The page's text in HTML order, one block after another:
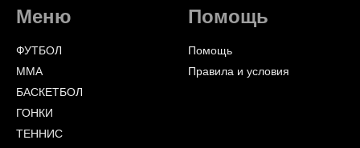
Меню
ФУТБОЛ
ММА
БАСКЕТБОЛ
ГОНКИ
ТЕННИС
Помощь
Помощь
Правила и условия